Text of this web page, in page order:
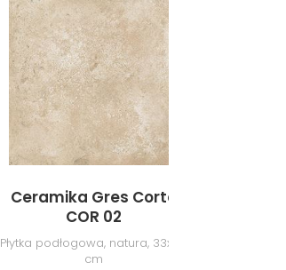
Ceramika Gres Corte
COR 02
Płytka podłogowa, natura, 33x33
cm